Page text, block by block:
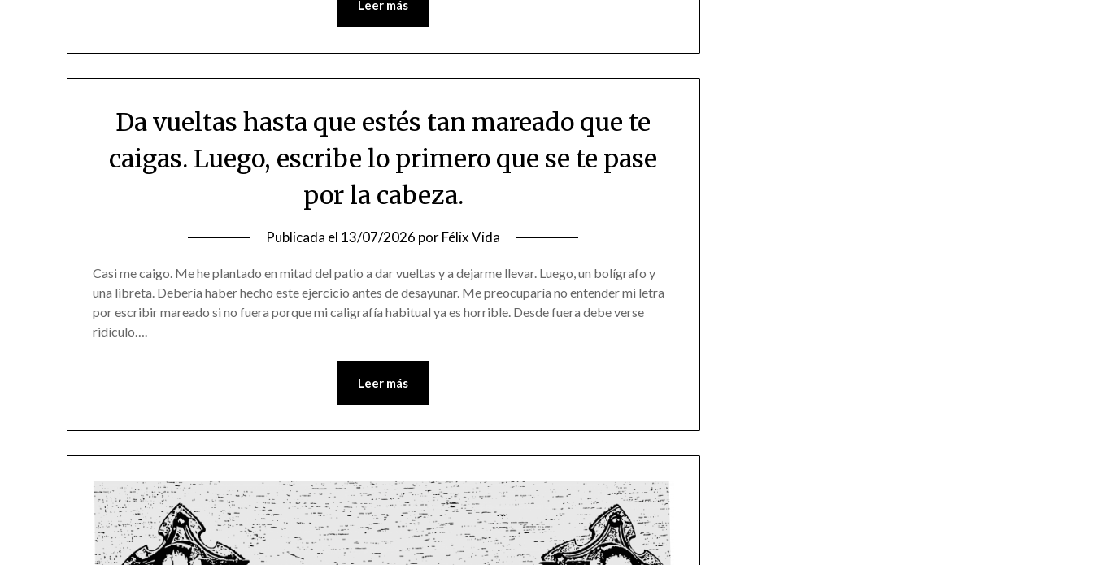
Leer más
Da vueltas hasta que estés tan mareado que te
caigas. Luego, escribe lo primero que se te pase
por la cabeza.
Publicada el 13/07/2026 porFélix Vida
Casi me caigo. Me he plantado en mitad del patio a dar vueltas y a dejarme llevar. Luego, un bolígrafo y
una libreta. Debería haber hecho este ejercicio antes de desayunar. Me preocuparía no entender mi letra
por escribir mareado si no fuera porque mi caligrafía habitual ya es horrible. Desde fuera debe verse
ridículo….
Leer más